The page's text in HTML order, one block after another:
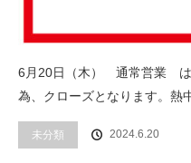
6月20日（木） 通常営業 は
為、クローズとなります。熱
未分類 2024.6.20